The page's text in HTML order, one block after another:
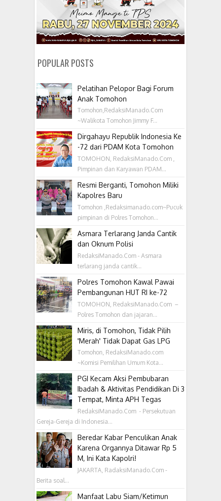
POPULAR POSTS
Pelatihan Pelopor Bagi Forum
Anak Tomohon
Tomohon,RedaksiManado.Com
~Walikota Tomohon Jimmy F...
Dirgahayu Republik Indonesia Ke
-72 dari PDAM Kota Tomohon
TOMOHON, RedaksiManado.Com ,
Pimpinan dan Karyawan PDAM...
Resmi Berganti, Tomohon Miliki
Kapolres Baru
Tomohon ,Redaksimanado.com~Pucuk
pimpinan di Polres Tomohon...
Asmara Terlarang Janda Cantik
dan Oknum Polisi
RedaksiManado.Com - Asmara
terlarang janda cantik...
Polres Tomohon Kawal Pawai
Pembangunan HUT RI ke-72
TOMOHON, RedaksiManado.Com –
Polres Tomohon dan jajaran...
Miris, di Tomohon, Tidak Pilih
'Merah' Tidak Dapat Gas LPG
Tomohon, RedaksiManado.com
~Komisi Pemilihan Umum Kota...
PGI Kecam Aksi Pembubaran
Ibadah & Aktivitas Pendidikan Di 3
Tempat, Minta APH Tegas
RedaksiManado.Com - Persekutuan
Gereja-Gereja di Indonesia...
Beredar Kabar Penculikan Anak
Karena Organnya Ditawar Rp 5
M, Ini Kata Kapolri!
JAKARTA, RadaksiManado.Com -
Berita soal...
Manfaat Labu Siam/Ketimun